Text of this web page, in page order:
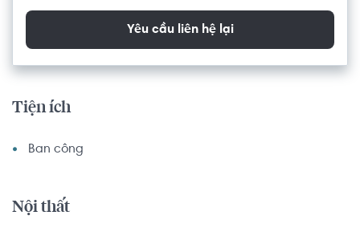
Yêu cầu liên hệ lại
Tiện ích
Ban công
Nội thất